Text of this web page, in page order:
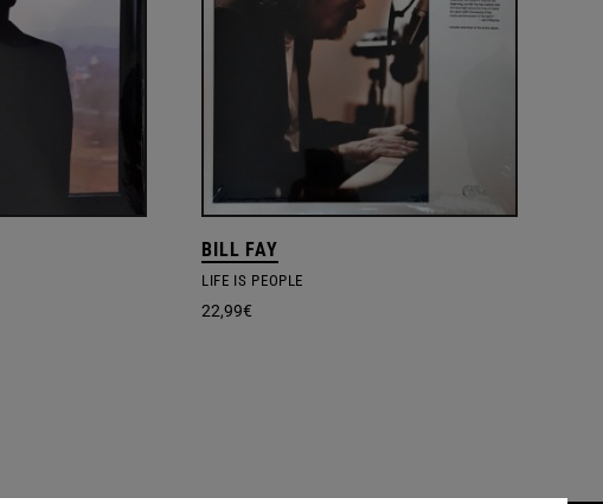
BILL FAY
LIFE IS PEOPLE
22,99€